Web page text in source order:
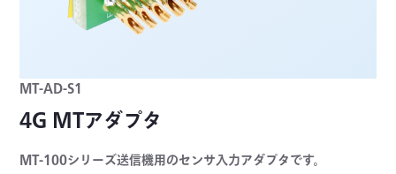
MT-AD-S1
4G MTアダプタ
MT-100シリーズ送信機用のセンサ入力アダプタです。